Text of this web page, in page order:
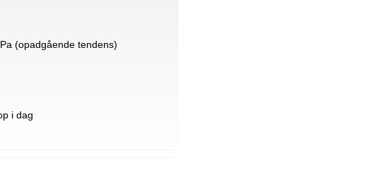
(opadgående tendens)
i dag